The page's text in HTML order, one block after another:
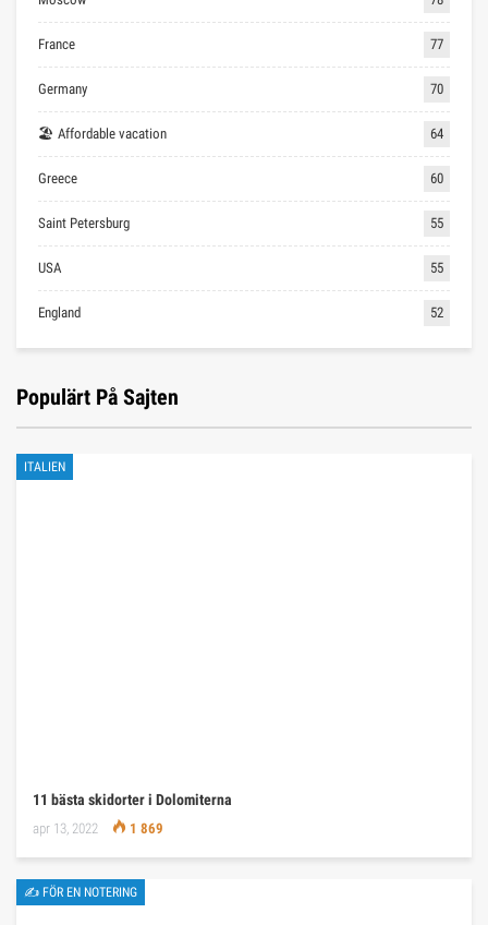
France 77
Germany 70
🏖 Affordable vacation 64
Greece 60
Saint Petersburg 55
USA 55
England 52
Populärt På Sajten
ITALIEN
11 bästa skidorter i Dolomiterna
apr 13, 2022 1 869
✍ FÖR EN NOTERING